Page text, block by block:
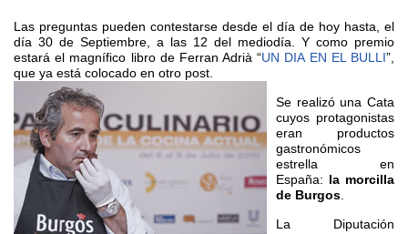
Las preguntas pueden contestarse desde el día de hoy hasta, el
día 30 de Septiembre, a las 12 del mediodía. Y como premio
estará el magnífico libro de Ferran Adrià “UN DIA EN EL BULLI”,
que ya está colocado en otro post.
Se realizó una Cata
cuyos protagonistas
eran productos
gastronómicos
estrella en
España: la morcilla
de Burgos
La Diputación